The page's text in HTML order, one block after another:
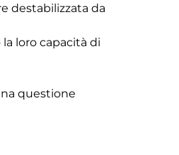
destabilizzata da
loro capacità di
questione